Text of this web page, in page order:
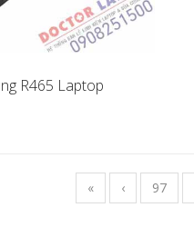
R465 Laptop
« ‹ 97